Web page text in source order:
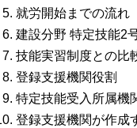
就労開始までの流れ
建設分野 特定技能2
技能実習制度との比
登録支援機関役割
特定技能受入所属機
登録支援機関が作成